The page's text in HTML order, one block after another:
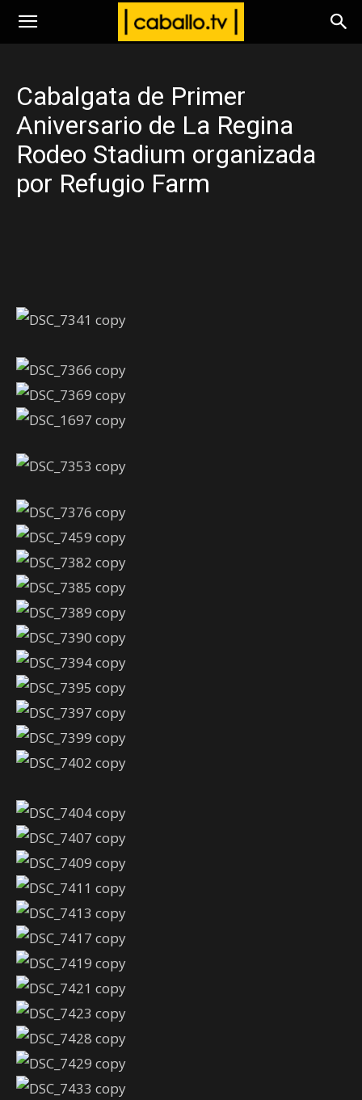
www.caballo.tv
Cabalgata de Primer
Aniversario de La Regina
Rodeo Stadium organizada
por Refugio Farm